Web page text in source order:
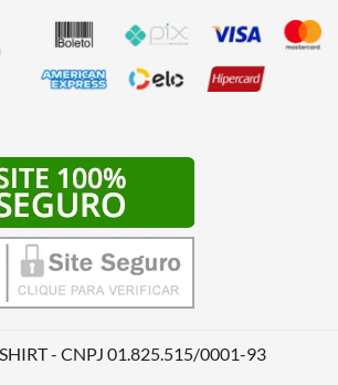
- CNPJ 01.825.515/0001-93